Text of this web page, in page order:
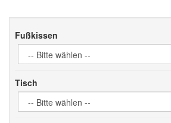
Fußkissen
Tisch